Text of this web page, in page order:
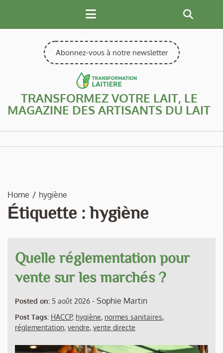
content
Abonnez-vous à notre newsletter
TRANSFORMEZ VOTRE LAIT, LE
MAGAZINE DES ARTISANTS DU LAIT
Home hygiène
Étiquette :hygiène
Quelle réglementation pour
vente sur les marchés ?
Posted on: 5 août 2026 - Sophie Martin
Post Tags: HACCP, hygiène, normes sanitaires,
réglementation, vendre, vente directe